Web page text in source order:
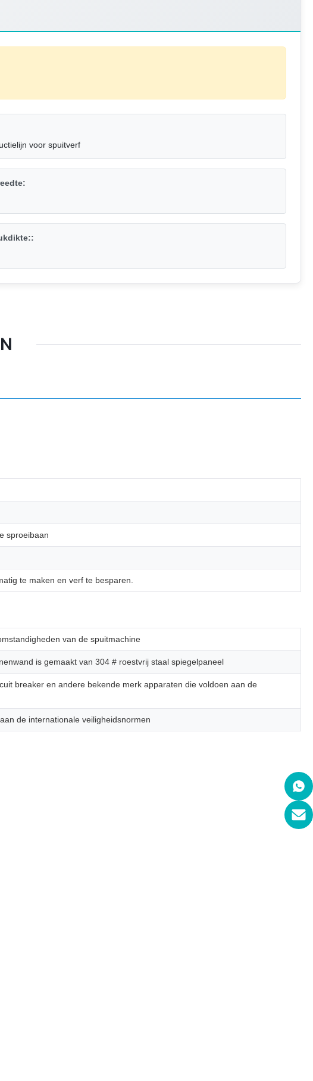
voor spuitverf
sproeibaan
te maken en verf te besparen.
van de spuitmachine
is gemaakt van 304 # roestvrij staal spiegelpaneel
breaker en andere bekende merk apparaten die voldoen aan de
de internationale veiligheidsnormen